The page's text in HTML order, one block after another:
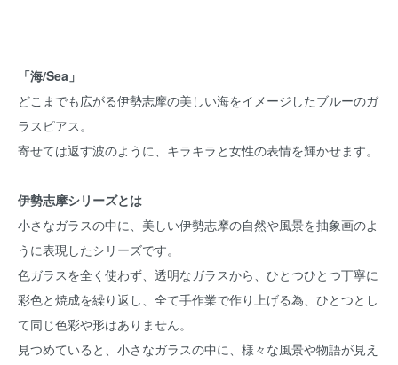
「海/Sea」
どこまでも広がる伊勢志摩の美しい海をイメージしたブルーのガ
ラスピアス。
寄せては返す波のように、キラキラと女性の表情を輝かせます。
伊勢志摩シリーズとは
小さなガラスの中に、美しい伊勢志摩の自然や風景を抽象画のよ
うに表現したシリーズです。
色ガラスを全く使わず、透明なガラスから、ひとつひとつ丁寧に
彩色と焼成を繰り返し、全て手作業で作り上げる為、ひとつとし
て同じ色彩や形はありません。
見つめていると、小さなガラスの中に、様々な風景や物語が見え